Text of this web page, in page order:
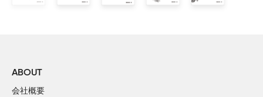
        1.3.3　BPEの動作確認
    1.4　BPEによるエンコードとデコード
ABOUT
会社概要